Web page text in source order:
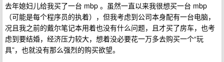
去年媳妇儿给我买了一台 mbp 。虽然一直以来我很想买一台 mbp
（可能是每个程序员的执着），但我考虑到公司本身配有一台电脑，
况且我之前的戴尔笔记本用着也没有什么问题，且才买了房车，也考
虑到要结婚，经济压力较大，想着没必要花一万多去购买一个“玩
具”，也就没有那么强烈的购买欲望。